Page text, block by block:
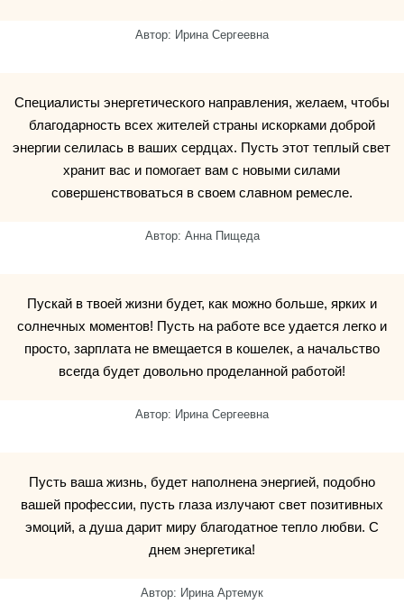
Автор: Ирина Сергеевна
Специалисты энергетического направления, желаем, чтобы
благодарность всех жителей страны искорками доброй
энергии селилась в ваших сердцах. Пусть этот теплый свет
хранит вас и помогает вам с новыми силами
совершенствоваться в своем славном ремесле.
Автор: Анна Пищеда
Пускай в твоей жизни будет, как можно больше, ярких и
солнечных моментов! Пусть на работе все удается легко и
просто, зарплата не вмещается в кошелек, а начальство
всегда будет довольно проделанной работой!
Автор: Ирина Сергеевна
Пусть ваша жизнь, будет наполнена энергией, подобно
вашей профессии, пусть глаза излучают свет позитивных
эмоций, а душа дарит миру благодатное тепло любви. С
днем энергетика!
Автор: Ирина Артемук